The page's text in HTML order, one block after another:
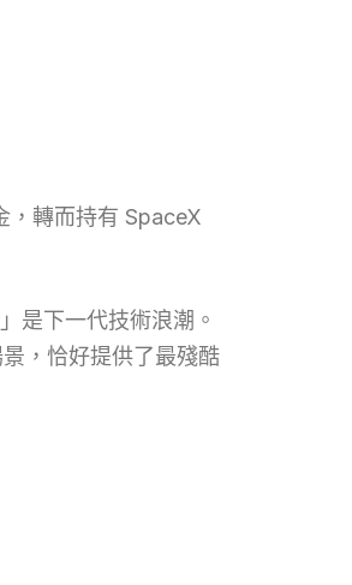
，轉而持有 SpaceX
是下一代技術浪潮。
，恰好提供了最殘酷